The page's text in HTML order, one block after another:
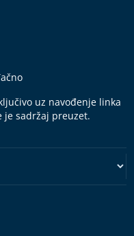
uz navođenje linka
je sadržaj preuzet.